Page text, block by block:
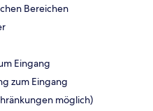
Bereichen
Eingang
zum Eingang
möglich)